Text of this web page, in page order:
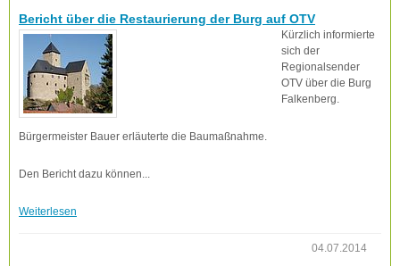
Bericht über die Restaurierung der Burg auf OTV
Kürzlich informierte
sich der
Regionalsender
OTV über die Burg
Falkenberg.
Bürgermeister Bauer erläuterte die Baumaßnahme.
Den Bericht dazu können...
Weiterlesen
04.07.2014